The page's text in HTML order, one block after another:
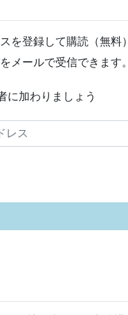
を登録して購読（無料）
メールで受信できます。
に加わりましょう